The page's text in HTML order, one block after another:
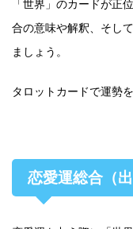
「世界」のカードが正
合の意味や解釈、そし
ましょう。
タロットカードで運勢
恋愛運総合（出